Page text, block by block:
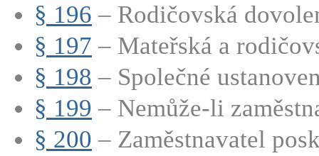
§ 196 – Rodičovská
§ 197 – Mateřská a
§ 198 – Společné
§ 199 – Nemůže-li
§ 200 – Zaměstnavatel